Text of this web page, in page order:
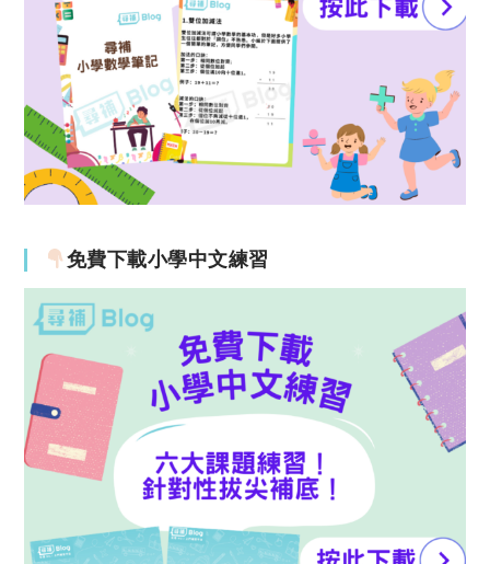
免費下載小學中文練習